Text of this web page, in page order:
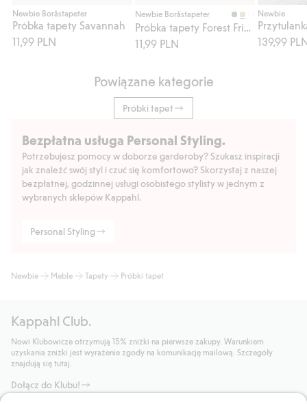
Newbie Boråstapeter
Próbka tapety Savannah
11,99 PLN
Newbie Boråstapeter
11,99 PLN
Newbie
139,99
Powiązane kategorie
Próbki tapet
Bezpłatna usługa Personal Styling.
Potrzebujesz pomocy w doborze garderoby? Szukasz inspiracji
jak znaleźć swój styl i czuć się komfortowo? Skorzystaj z naszej
bezpłatnej, godzinnej usługi osobistego stylisty w jednym z
wybranych sklepów Kappahl.
Personal Styling
Newbie Meble Tapety Próbki tapet
Kappahl Club.
Nowi Klubowicze otrzymują 15% zniżki na pierwsze zakupy. Warunkiem
uzyskania zniżki jest wyrażenie zgody na komunikację mailową. Szczegóły
znajdują się tutaj.
Dołącz do Klubu!